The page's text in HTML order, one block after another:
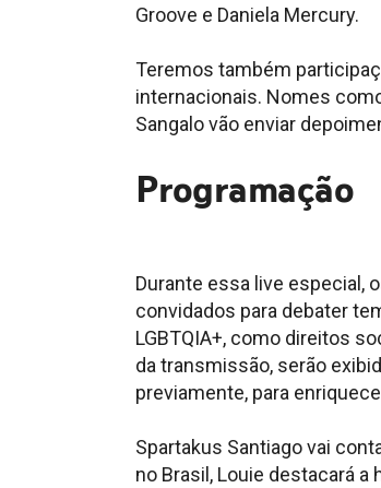
Groove e Daniela Mercury.
Teremos também
internacionais. Nomes
Sangalo vão enviar
Programação
Durante essa live especial,
convidados para debater
LGBTQIA+, como direitos
da transmissão, serão
previamente, para
Spartakus Santiago vai
no Brasil, Louie destacará